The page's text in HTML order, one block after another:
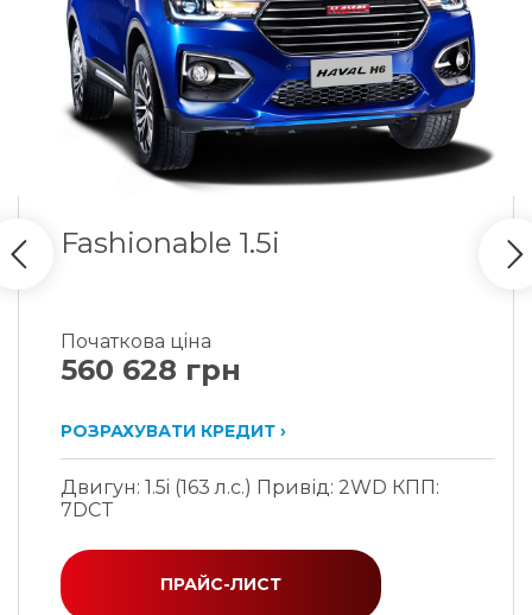
Fashionable 1.5i
Початкова цiна
560 628 грн
РОЗРАХУВАТИ КРЕДИТ ›
Двигун: 1.5i (163 л.с.) Привід: 2WD КПП:
7DCT
ПРАЙС-ЛИСТ